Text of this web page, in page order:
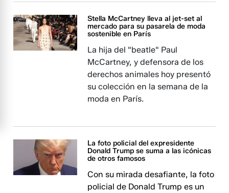
Stella McCartney lleva al jet-set al
mercado para su pasarela de moda
sostenible en París
La hija del "beatle" Paul
McCartney, y defensora de los
derechos animales hoy presentó
su colección en la semana de la
moda en París.
La foto policial del expresidente
Donald Trump se suma a las icónicas
de otros famosos
Con su mirada desafiante, la foto
policial de Donald Trump es un